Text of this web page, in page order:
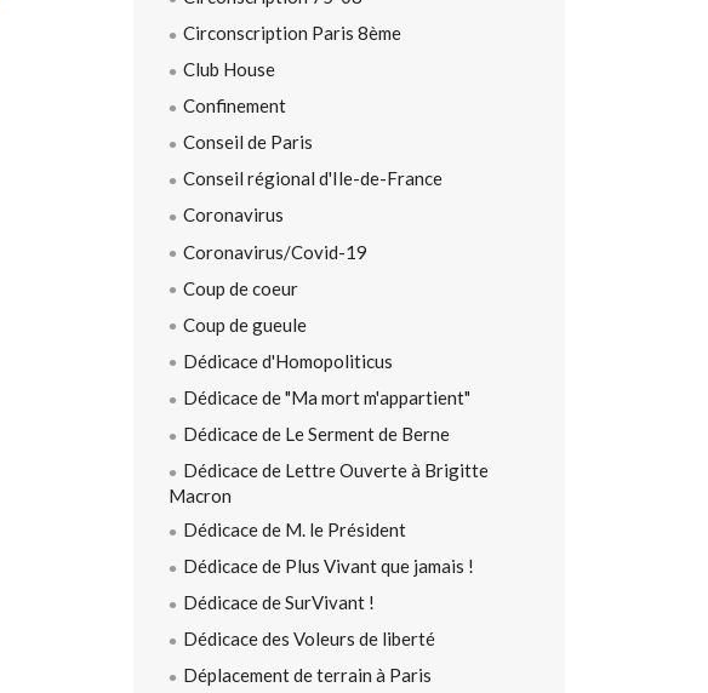
Circonscription Paris 8ème
Club House
Confinement
Conseil de Paris
Conseil régional d'Ile-de-France
Coronavirus
Coronavirus/Covid-19
Coup de coeur
Coup de gueule
Dédicace d'Homopoliticus
Dédicace de "Ma mort m'appartient"
Dédicace de Le Serment de Berne
Dédicace de Lettre Ouverte à Brigitte
Macron
Dédicace de M. le Président
Dédicace de Plus Vivant que jamais !
Dédicace de SurVivant !
Dédicace des Voleurs de liberté
Déplacement de terrain à Paris